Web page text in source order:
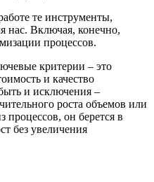
те инструменты,
нас. Включая, конечно,
процессов.
критерии – это
и качество
и исключения –
роста объемов или
он берется в
без увеличения